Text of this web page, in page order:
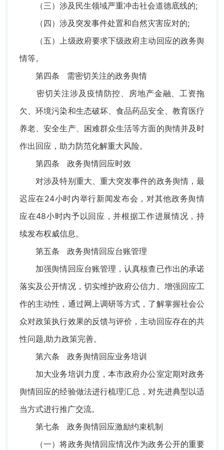
（三）涉及民生领域严重冲击社会道德底线的;
（四）涉及突发事件处置和自然灾害应对的;
（五）上级政府要求下级政府主动回应的政务舆
情等。
第四条 需密切关注的政务舆情
密切关注涉及疫情防控、房地产金融、工资拖
欠、环境污染和生态破坏、食品药品安全、教育医疗
养老、安全生产、困难群众生活等方面的舆情并及时
作出回应，助力防范化解重大风险。
第四条 政务舆情回应时效
对涉及特别重大、重大突发事件的政务舆情，最
迟应在24小时内举行新闻发布会，对其他政务舆情
应在48小时内予以回应，并根据工作进展情况，持
续发布权威信息。
第五条 政务舆情回应台账管理
加强舆情回应台账管理，认真核查已作出的承诺
落实及公开情况，切实维护政府公信力。增强回应工
作的主动性，通过网上调研等方式，了解掌握社会公
众对政策执行效果的反馈与评价，主动回应存在的共
性问题,助力政策完善。
第六条 政务舆情回应业务培训
加大业务培训力度，本市政府办公室定期对政务
舆情回应的经验做法进行梳理汇总，对先进典型以适
当方式进行推广交流。
第七条 政务舆情回应激励约束机制
（一）将政务舆情回应情况作为政务公开的重要